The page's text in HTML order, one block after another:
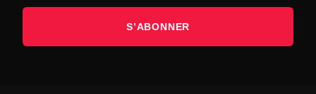
S’ABONNER